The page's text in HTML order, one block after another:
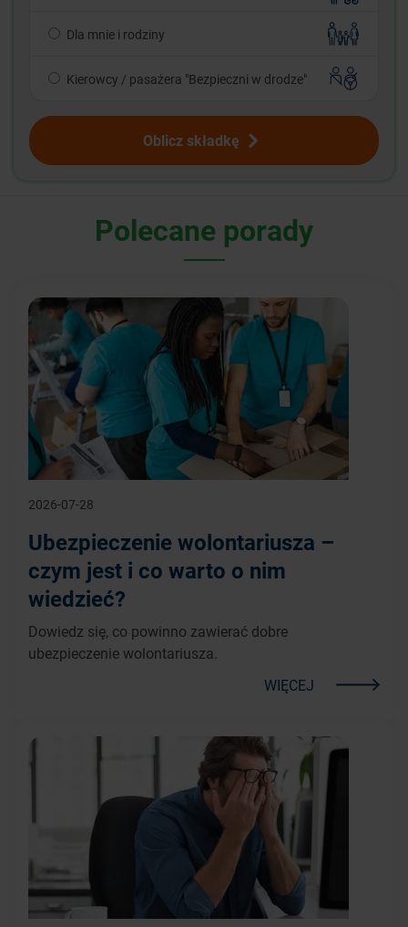
Dla mnie i rodziny
Kierowcy / pasażera "Bezpieczni w drodze"
Oblicz składkę
Polecane porady
2026-07-28
Ubezpieczenie wolontariusza –
czym jest i co warto o nim
wiedzieć?
Dowiedz się, co powinno zawierać dobre
ubezpieczenie wolontariusza.
WIĘCEJ